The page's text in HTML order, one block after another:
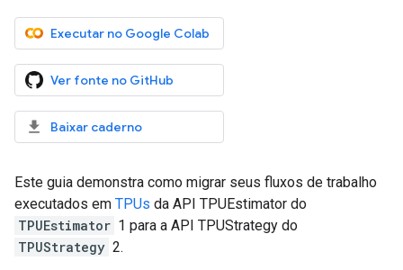
Executar no Google Colab
Ver fonte no GitHub
Baixar caderno
Este guia demonstra como migrar seus fluxos de trabalho
executados em TPUs da API TPUEstimator do
TPUEstimator 1 para a API TPUStrategy do
TPUStrategy 2.